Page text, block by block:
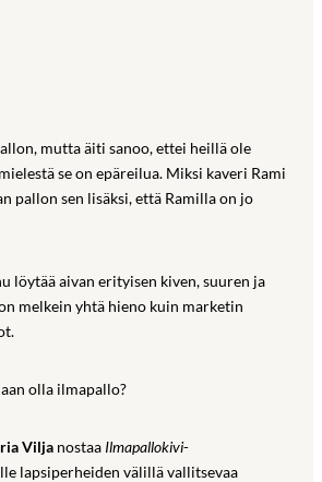
mutta äiti sanoo, ettei heillä ole
se on epäreilua. Miksi kaveri Rami
pallon sen lisäksi, että Ramilla on jo
löytää aivan erityisen kiven, suuren ja
melkein yhtä hieno kuin marketin
olla ilmapallo?
Vilja nostaa Ilmapallokivi-
lapsiperheiden välillä vallitsevaa